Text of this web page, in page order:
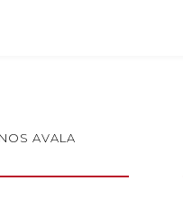
AVALA